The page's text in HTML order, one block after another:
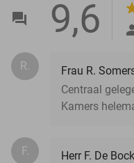
9,6
R.
Frau R.
Centraal
Kamers
F.
Herr F. De Bock